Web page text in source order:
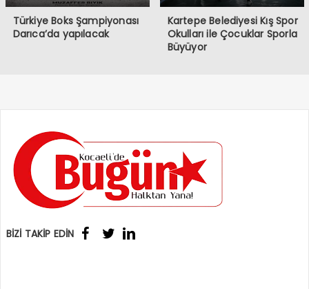
Türkiye Boks Şampiyonası
Darıca’da yapılacak
Kartepe Belediyesi Kış Spor
Okulları ile Çocuklar Sporla
Büyüyor
BİZİ TAKİP EDİN